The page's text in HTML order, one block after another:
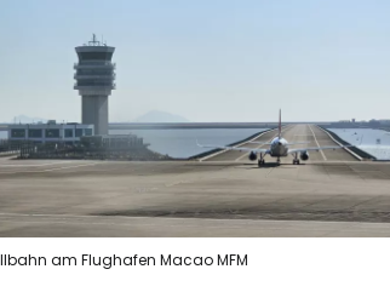
am Flughafen Macao MFM